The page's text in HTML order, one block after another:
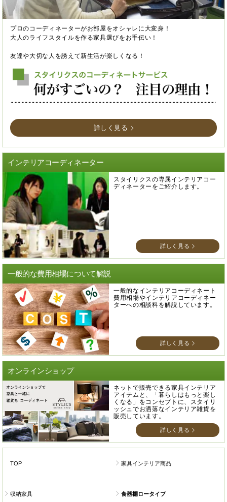
プロのコーディネーターがお部屋をオシャレに大変身！
大人のライフスタイルを作る家具選びをお手伝い！
友達や大切な人を誘えて新生活が楽しくなる！
詳しく見る
インテリアコーディネーター
スタイリクスの専属インテリアコー
ディネーターをご紹介します。
詳しく見る
一般的な費用相場について解説
一般的なインテリアコーディネート
費用相場やインテリアコーディネー
ターへの相談料を解説しています。
詳しく見る
オンラインショップ
ネットで販売できる家具インテリア
アイテムと、「暮らしはもっと楽し
くなる」をコンセプトに、スタイリ
ッシュでお洒落なインテリア雑貨を
販売しています。
詳しく見る
TOP 家具インテリア商品
収納家具 食器棚ロータイプ